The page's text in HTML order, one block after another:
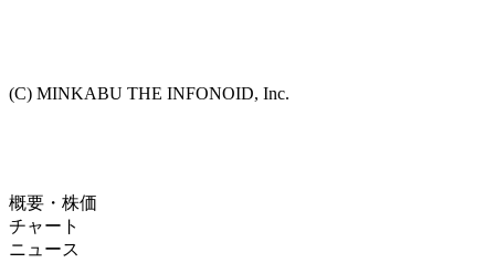
(C) MINKABU THE INFONOID, Inc.
概要・株価
チャート
ニュース